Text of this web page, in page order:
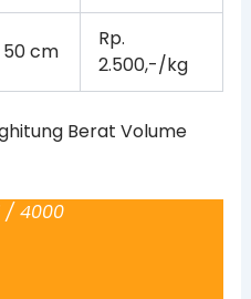
50 cm
Rp.
2.500,-/kg
Berat Volume
/ 4000